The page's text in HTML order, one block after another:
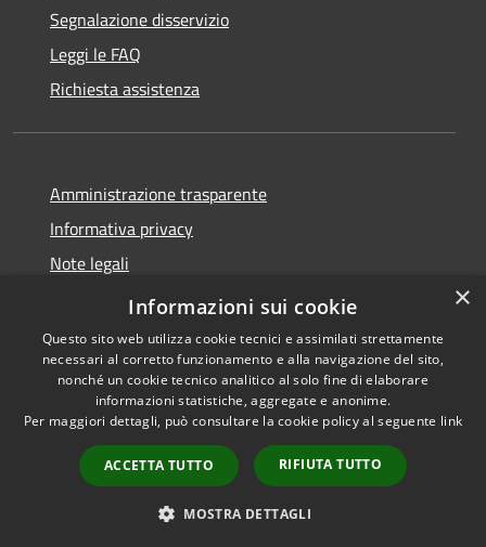
Segnalazione disservizio
Leggi le FAQ
Richiesta assistenza
Amministrazione trasparente
Informativa privacy
Note legali
Dichiarazione di accessibilità
Accessibilità
Copyright © 2026 • Comune di
Campiglia dei Berici • Powered
byMunicipium
Accesso
redazione
×
Informazioni sui cookie
Questo sito web utilizza cookie tecnici e assimilati strettamente
necessari al corretto funzionamento e alla navigazione del sito,
nonché un cookie tecnico analitico al solo fine di elaborare
informazioni statistiche, aggregate e anonime.
Per maggiori dettagli, può consultare la cookie policy al seguente link
ACCETTA TUTTO RIFIUTA TUTTO
MOSTRA DETTAGLI